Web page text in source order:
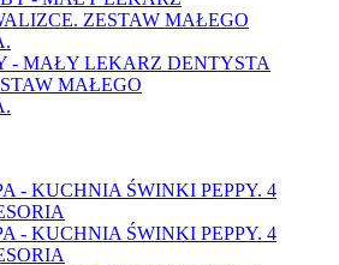
- MAŁY LEKARZ DENTYSTA
MAŁEGO